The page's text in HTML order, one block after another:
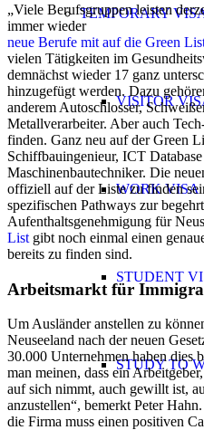
TEMPORARY
VISITOR
WORK VISA
STUDENT
STUDY TO
„Viele Berufsgruppen leisten
immer wieder
neue Berufe mit auf die Green
vielen Tätigkeiten im
demnächst wieder 17 ganz
hinzugefügt werden. Dazu
anderem Autoschlosser,
Metallverarbeiter. Aber auch
finden. Ganz neu auf der Green
Schiffbauingenieur, ICT
Maschinenbautechniker. Die
offiziell auf der Liste zu finden
spezifischen Pathways zur
Aufenthaltsgenehmigung für
List gibt noch einmal einen
bereits zu finden sind.
Arbeitsmarkt für
Um Ausländer anstellen zu
Neuseeland nach der neuen
30.000 Unternehmen haben dies
man meinen, dass ein
auf sich nimmt, auch gewillt ist,
anzustellen“, bemerkt Peter
die Firma muss einen positiven